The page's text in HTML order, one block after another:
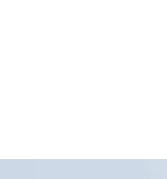
sondern
und Menschen ein